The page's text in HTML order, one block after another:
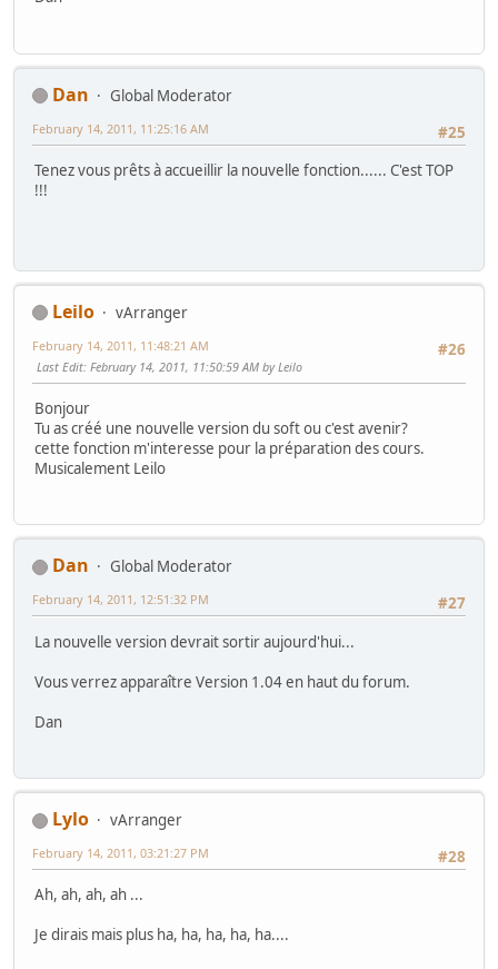
Dan
Global Moderator
#25
February 14, 2011, 11:25:16 AM
Tenez vous prêts à accueillir la nouvelle fonction...... C'est TOP
!!!
Leilo
vArranger
#26
February 14, 2011, 11:48:21 AM
Last Edit: February 14, 2011, 11:50:59 AM by Leilo
Bonjour
Tu as créé une nouvelle version du soft ou c'est avenir?
cette fonction m'interesse pour la préparation des cours.
Musicalement Leilo
Dan
Global Moderator
#27
February 14, 2011, 12:51:32 PM
La nouvelle version devrait sortir aujourd'hui...
Vous verrez apparaître Version 1.04 en haut du forum.
Dan
Lylo
vArranger
#28
February 14, 2011, 03:21:27 PM
Ah, ah, ah, ah ...
Je dirais mais plus ha, ha, ha, ha, ha....